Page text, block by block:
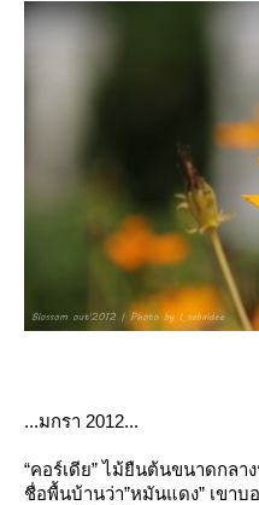
...มกรา 2012...
“คอร์เดี”ไม้ยืนต้นขนาดกลา
ชื่อพื้นบ้านว่า”หมันแดง” เขาบ